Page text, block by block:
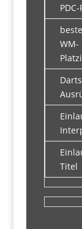
WM-
Titel